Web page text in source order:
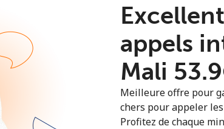
Vous avez déjà un compte?Connectez-vous →
S'enregistrer avecappels
Mali
Meilleure offre pour
chers pour appeler
Profitez de chaque